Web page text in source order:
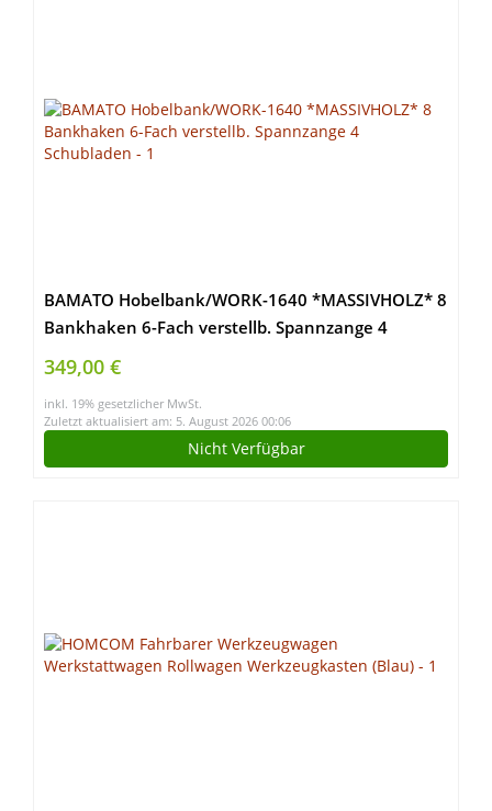
BAMATO Hobelbank/WORK-1640 *MASSIVHOLZ* 8
Bankhaken 6-Fach verstellb. Spannzange 4
Schubladen
349,00 €
inkl. 19% gesetzlicher MwSt.
Zuletzt aktualisiert am: 5. August 2026 00:06
Nicht Verfügbar